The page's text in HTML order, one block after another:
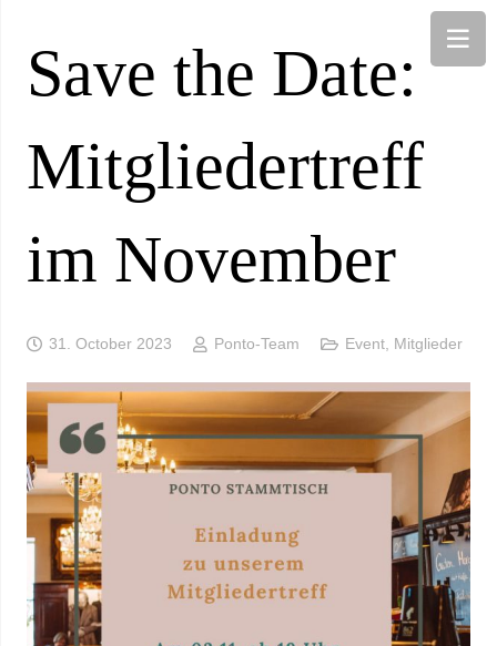
Save the Date:
Mitgliedertreff
im November
31. October 2023 Ponto-Team Event, Mitglieder